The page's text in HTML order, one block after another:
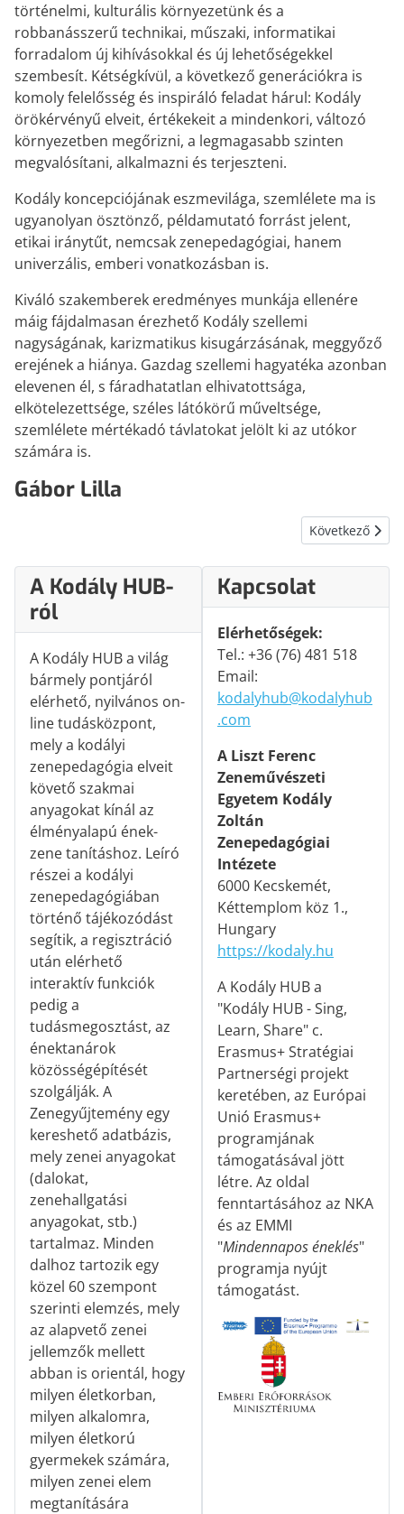
történelmi, kulturális környezetünk és a
robbanásszerű technikai, műszaki, informatikai
forradalom új kihívásokkal és új lehetőségekkel
szembesít. Kétségkívül, a következő generációkra is
komoly felelősség és inspiráló feladat hárul: Kodály
örökérvényű elveit, értékekeit a mindenkori, változó
környezetben megőrizni, a legmagasabb szinten
megvalósítani, alkalmazni és terjeszteni.
Kodály koncepciójának eszmevilága, szemlélete ma is
ugyanolyan ösztönző, példamutató forrást jelent,
etikai iránytűt, nemcsak zenepedagógiai, hanem
univerzális, emberi vonatkozásban is.
Kiváló szakemberek eredményes munkája ellenére
máig fájdalmasan érezhető Kodály szellemi
nagyságának, karizmatikus kisugárzásának, meggyőző
erejének a hiánya. Gazdag szellemi hagyatéka azonban
elevenen él, s fáradhatatlan elhivatottsága,
elkötelezettsége, széles látókörű műveltsége,
szemlélete mértékadó távlatokat jelölt ki az utókor
számára is.
Gábor Lilla
Következő
Következő
A Kodály HUB-
ról
A Kodály HUB a világ
bármely pontjáról
elérhető, nyilvános on-
line tudásközpont,
mely a kodályi
zenepedagógia elveit
követő szakmai
anyagokat kínál az
élményalapú ének-
zene tanításhoz. Leíró
részei a kodályi
zenepedagógiában
történő tájékozódást
segítik, a regisztráció
után elérhető
interaktív funkciók
pedig a
tudásmegosztást, az
énektanárok
közösségépítését
szolgálják. A
Zenegyűjtemény egy
kereshető adatbázis,
mely zenei anyagokat
(dalokat,
zenehallgatási
anyagokat, stb.)
tartalmaz. Minden
dalhoz tartozik egy
közel 60 szempont
szerinti elemzés, mely
az alapvető zenei
jellemzők mellett
abban is orientál, hogy
milyen életkorban,
milyen alkalomra,
milyen életkorú
gyermekek számára,
milyen zenei elem
megtanítására
Kapcsolat
Elérhetőségek:
Tel.: +36 (76) 481 518
Email:
kodalyhub@kodalyhub
.com
A Liszt Ferenc
Zeneművészeti
Egyetem Kodály
Zoltán
Zenepedagógiai
Intézete
6000 Kecskemét,
Kéttemplom köz 1.,
Hungary
https://kodaly.hu
A Kodály HUB a
"Kodály HUB - Sing,
Learn, Share" c.
Erasmus+ Stratégiai
Partnerségi projekt
keretében, az Európai
Unió Erasmus+
programjának
támogatásával jött
létre. Az oldal
fenntartásához az NKA
és az EMMI
"Mindennapos éneklés"
programja nyújt
támogatást.